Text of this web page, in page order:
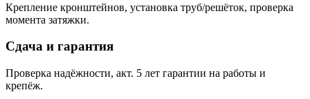
Крепление кронштейнов, установка труб/решёток, проверка
момента затяжки.
Сдача и гарантия
Проверка надёжности, акт. 5 лет гарантии на работы и
крепёж.